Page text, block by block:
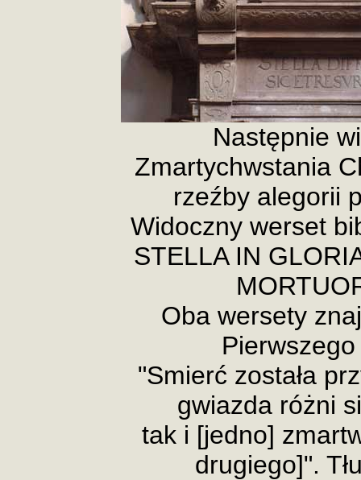
Następnie
Zmartychwstania
rzeźby alegorii
Widoczny werset
STELLA IN
Oba wersety
"Smierć została
gwiazda różni
tak i [jedno]
drugiego]".